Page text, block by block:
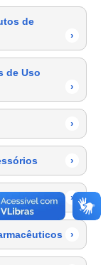
de
›
de Uso
›
›
›
›
›